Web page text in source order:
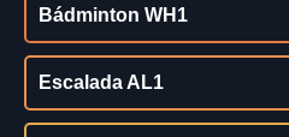
Bádminton WH1
Escalada AL1